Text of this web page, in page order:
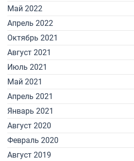
Май 2022
Апрель 2022
Октябрь 2021
Август 2021
Июль 2021
Май 2021
Апрель 2021
Январь 2021
Август 2020
Февраль 2020
Август 2019